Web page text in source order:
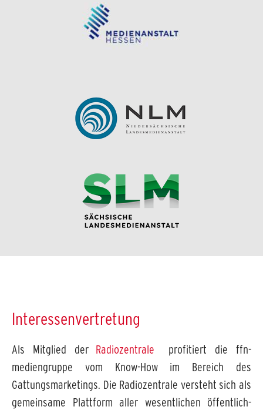
Interessenvertretung
Als Mitglied der Radiozentrale
profitiert die ffn-
mediengruppe vom Know-How im Bereich des
Gattungsmarketings. Die Radiozentrale versteht sich als
gemeinsame Plattform aller wesentlichen öffentlich-